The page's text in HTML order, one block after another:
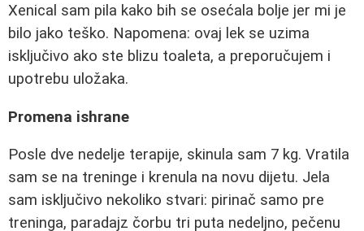
Xenical sam pila kako bih se osećala bolje jer mi je
bilo jako teško. Napomena: ovaj lek se uzima
isključivo ako ste blizu toaleta, a preporučujem i
upotrebu uložaka.
Promena ishrane
Posle dve nedelje terapije, skinula sam 7 kg. Vratila
sam se na treninge i krenula na novu dijetu. Jela
sam isključivo nekoliko stvari: pirinač samo pre
treninga, paradajz čorbu tri puta nedeljno, pečenu